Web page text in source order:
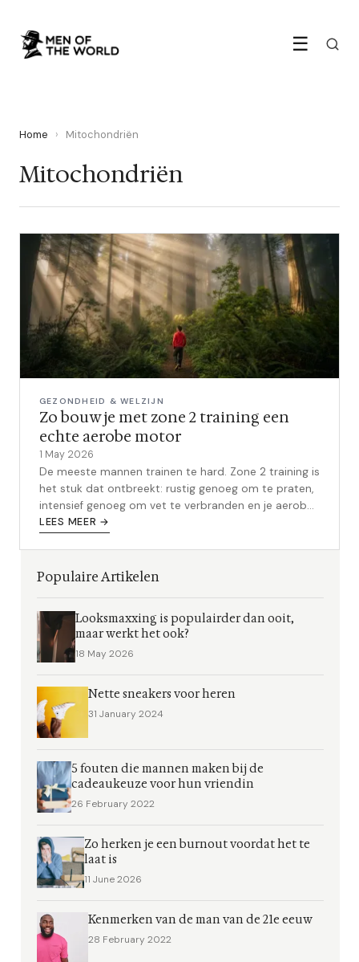
☰
Home › Mitochondriën
Mitochondriën
GEZONDHEID & WELZIJN
Zo bouw je met zone 2 training een
echte aerobe motor
1 May 2026
De meeste mannen trainen te hard. Zone 2 training is
het stuk dat ontbreekt: rustig genoeg om te praten,
intensief genoeg om vet te verbranden en je aerobe
motor te bouwen.
LEES MEER →
Populaire Artikelen
Looksmaxxing is populairder dan ooit,
maar werkt het ook?
18 May 2026
Nette sneakers voor heren
31 January 2024
5 fouten die mannen maken bij de
cadeaukeuze voor hun vriendin
26 February 2022
Zo herken je een burnout voordat het te
laat is
11 June 2026
Kenmerken van de man van de 21e eeuw
28 February 2022